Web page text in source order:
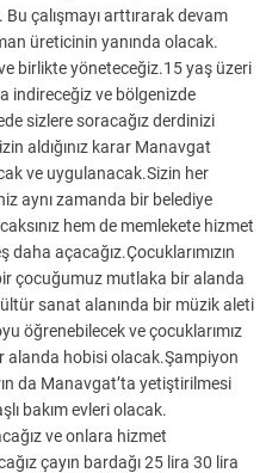
çalışmayı arttırarak devam
üreticinin yanında olacak.
birlikte yöneteceğiz.15 yaş üzeri
indireceğiz ve bölgenizde
sizlere soracağız derdinizi
aldığınız karar Manavgat
ve uygulanacak.Sizin her
aynı zamanda bir belediye
hem de memlekete hizmet
daha açacağız.Çocuklarımızın
çocuğumuz mutlaka bir alanda
sanat alanında bir müzik aleti
öğrenebilecek ve çocuklarımız
alanda hobisi olacak.Şampiyon
da Manavgat’ta yetiştirilmesi
bakım evleri olacak.
ve onlara hizmet
çayın bardağı 25 lira 30 lira